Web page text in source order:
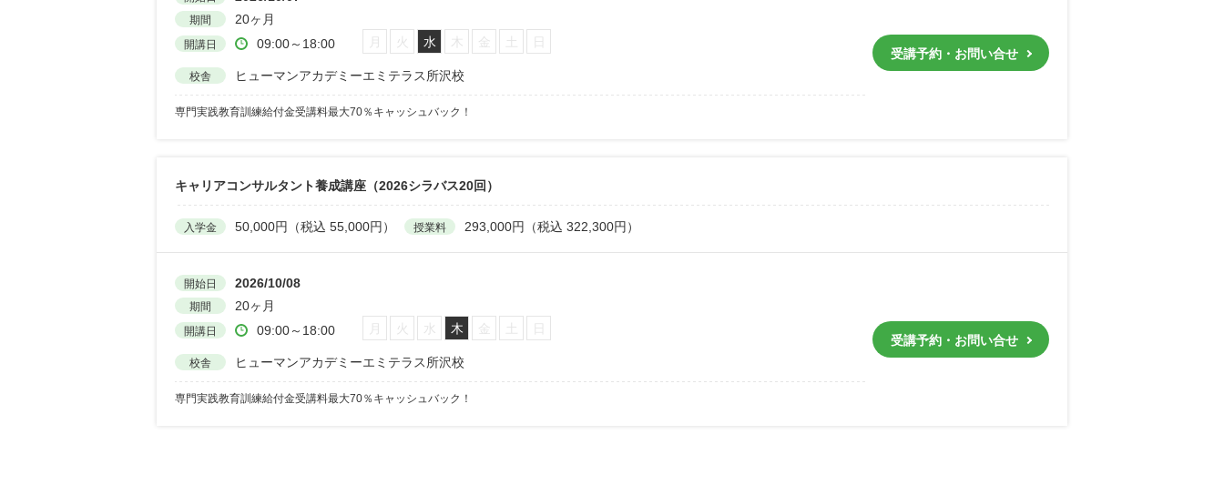
期間 20ヶ月
開講日 09:00～18:00 月 火 水 木 金 土 日
校舎 ヒューマンアカデミーエミテラス所沢校
専門実践教育訓練給付金受講料最大70％キャッシュバック！
受講予約・お問い合せ
キャリアコンサルタント養成講座（2026シラバス20回）
入学金 50,000円（税込 55,000円） 授業料 293,000円（税込 322,300円）
開始日 2026/10/08
期間 20ヶ月
開講日 09:00～18:00 月 火 水 木 金 土 日
校舎 ヒューマンアカデミーエミテラス所沢校
専門実践教育訓練給付金受講料最大70％キャッシュバック！
受講予約・お問い合せ